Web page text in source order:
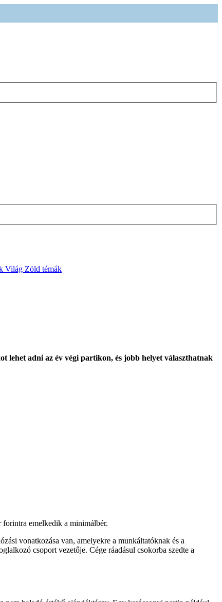
Világ Zöld témák
lehet adni az év végi partikon, és jobb helyet választhatnak
forintra emelkedik a minimálbér.
vonatkozása van, amelyekre a munkáltatóknak és a
csoport vezetője. Cége ráadásul csokorba szedte a